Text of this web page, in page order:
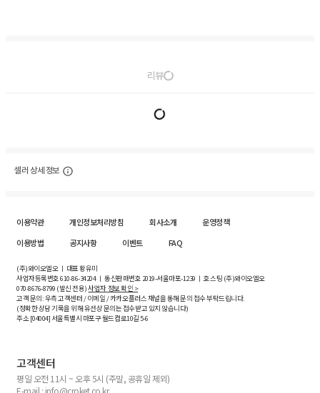
리뷰
셀러 상세 정보
이용약관 개인정보처리방침 회사소개
운영정책
이용방법
공지사항 이벤트 FAQ
(주)와이오엘오 ㅣ 대표 황유미
사업자등록번호610-86-34204ㅣ 통신판매번호 2019-서울마포-1239 ㅣ 호스팅 (주)와이오엘오
070-8676-8799 (발신 전용)사업자 정보 확인 >
고객 문의: 우측 고객센터 / 이메일 / 카카오플러스 채널을 통해 문의 접수 부탁드립니다.
(정확한 상담 기록을 위해 유선상 문의는 접수받고 있지 않습니다)
주소 [04004] 서울특별시 마포구 월드컵로10길5-6
고객센터
평일 오전 11시 ~ 오후 5시 (주말, 공휴일 제외)